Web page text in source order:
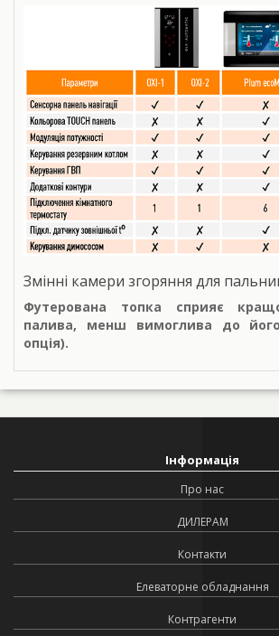
Змінні камери згоряння для
Футерована топка сприяє
палива, менш вимоглива до
опція).
Інформація
Про нас
ДИЛЕРАМ
Контакти
Елеваторне обладнання
Контрагенти